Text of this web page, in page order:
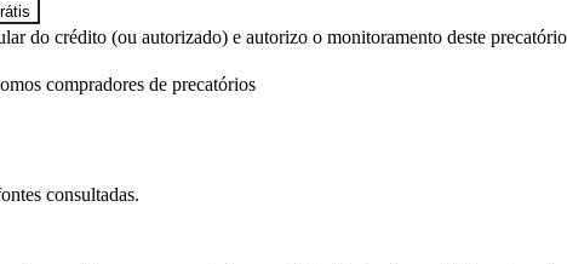
do crédito (ou autorizado) e autorizo o monitoramento deste
compradores de precatórios
consultadas.